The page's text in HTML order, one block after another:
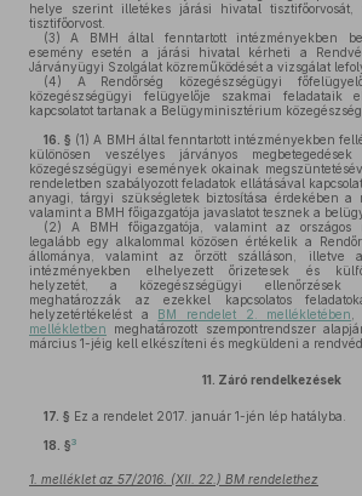
helye szerint illetékes járási hivatal tisztifőorvosát,
tisztifőorvost.
(3) A BMH által fenntartott intézményekben
esemény esetén a járási hivatal kérheti a
Járványügyi Szolgálat közreműködését a vizsgálat
(4) A Rendőrség közegészségügyi
közegészségügyi felügyelője szakmai feladataik
kapcsolatot tartanak a Belügyminisztérium
16. § (1) A BMH által fenntartott intézményekben
különösen veszélyes járványos
közegészségügyi események okainak
rendeletben szabályozott feladatok ellátásával
anyagi, tárgyi szükségletek biztosítása érdekében a
valamint a BMH főigazgatója javaslatot tesznek a
(2) A BMH főigazgatója, valamint az országos
legalább egy alkalommal közösen értékelik a
állománya, valamint az őrzött szálláson, illetve
intézményekben elhelyezett őrizetesek és
helyzetét, a közegészségügyi ellenőrzések
meghatározzák az ezekkel kapcsolatos
helyzetértékelést a BM rendelet 2. mellékletében
mellékletben meghatározott szempontrendszer
március 1-jéig kell elkészíteni és megküldeni a
11. Záró rendelkezések
17. § Ez a rendelet 2017. január 1-jén lép hatályba.
18. §3
1. melléklet az 57/2016. (XII. 22.) BM rendelethez